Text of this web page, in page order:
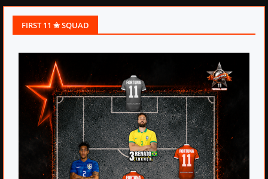
FIRST 11 ✬ SQUAD